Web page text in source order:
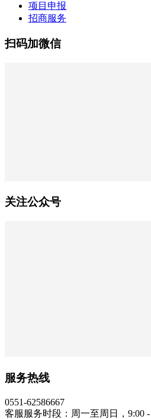
项目申报
招商服务
扫码加微信
关注公众号
服务热线
0551-62586667
客服服务时段：周一至周日，9:00